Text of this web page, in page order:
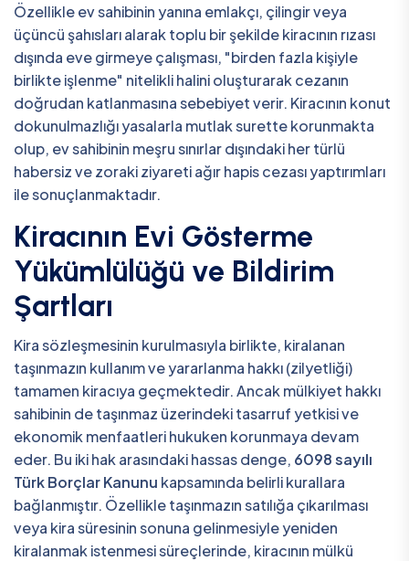
Özellikle ev sahibinin yanına emlakçı, çilingir veya
üçüncü şahısları alarak toplu bir şekilde kiracının rızası
dışında eve girmeye çalışması, "birden fazla kişiyle
birlikte işlenme" nitelikli halini oluşturarak cezanın
doğrudan katlanmasına sebebiyet verir. Kiracının konut
dokunulmazlığı yasalarla mutlak surette korunmakta
olup, ev sahibinin meşru sınırlar dışındaki her türlü
habersiz ve zoraki ziyareti ağır hapis cezası yaptırımları
ile sonuçlanmaktadır.
Kiracının Evi Gösterme
Yükümlülüğü ve Bildirim
Şartları
Kira sözleşmesinin kurulmasıyla birlikte, kiralanan
taşınmazın kullanım ve yararlanma hakkı (zilyetliği)
tamamen kiracıya geçmektedir. Ancak mülkiyet hakkı
sahibinin de taşınmaz üzerindeki tasarruf yetkisi ve
ekonomik menfaatleri hukuken korunmaya devam
eder. Bu iki hak arasındaki hassas denge, 6098 sayılı
Türk Borçlar Kanunu kapsamında belirli kurallara
bağlanmıştır. Özellikle taşınmazın satılığa çıkarılması
veya kira süresinin sonuna gelinmesiyle yeniden
kiralanmak istenmesi süreçlerinde, kiracının mülkü